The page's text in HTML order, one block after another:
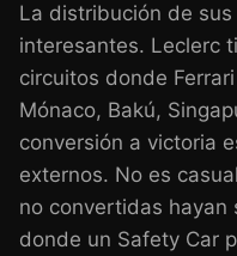
La distribución de
interesantes. Leclerc
circuitos donde
Mónaco, Bakú,
conversión a victoria
externos. No es
no convertidas hayan
donde un Safety Car